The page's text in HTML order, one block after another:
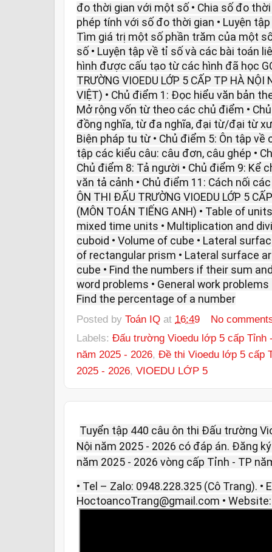
đo thời gian với một số • Chia số đo
phép tính với số đo thời gian • Luyện
Tìm giá trị một số phần trăm của một
số • Luyện tập về tỉ số và các bài toán
hình được cấu tạo từ các hình đã học
TRƯỜNG VIOEDU LỚP 5 CẤP TP HÀ
VIỆT) • Chủ điểm 1: Đọc hiểu văn bản
Mở rộng vốn từ theo các chủ điểm •
đồng nghĩa, từ đa nghĩa, đại từ/đại từ
Biện pháp tu từ • Chủ điểm 5: Ôn tập về
tập các kiểu câu: câu đơn, câu ghép •
Chủ điểm 8: Tả người • Chủ điểm 9: Kể
văn tả cảnh • Chủ điểm 11: Cách nối
ÔN THI ĐẤU TRƯỜNG VIOEDU LỚP 5
(MÔN TOÁN TIẾNG ANH) • Table of
mixed time units • Multiplication and
cuboid • Volume of cube • Lateral
of rectangular prism • Lateral surface
cube • Find the numbers if their sum
word problems • General work
Find the percentage of a number
Posted by Toán IQ at 16:49
No
Labels: Đấu trường Vioedu lớp 5 cấp Tỉnh
năm 2025 - 2026, Đề thi Vioedu lớp 5 cấp
2025 - 2026, VIOEDU LỚP 5
Tuyển tập 440 câu ôn thi Đấu trường
Nội năm 2025 - 2026 có đáp án. Đăng
năm 2025 - 2026 vòng cấp Tỉnh - TP
• Tel – Zalo: 0948.228.325 (Cô Trang). •
HoctoancoTrang@gmail.com •